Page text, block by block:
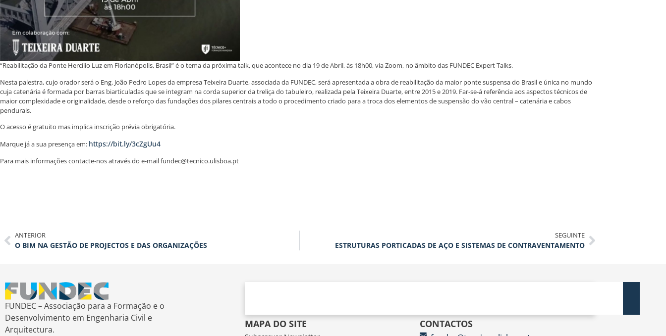
“Reabilitação da Ponte Hercílio Luz em Florianópolis, Brasil” é o tema da próxima talk, que acontece no dia 19 de Abril, às 18h00, via Zoom, no âmbito das FUNDEC Expert Talks.
Nesta palestra, cujo orador será o Eng. João Pedro Lopes da empresa Teixeira Duarte, associada da FUNDEC, será apresentada a obra de reabilitação da maior ponte suspensa do Brasil e única no mundo
cuja catenária é formada por barras biarticuladas que se integram na corda superior da treliça do tabuleiro, realizada pela Teixeira Duarte, entre 2015 e 2019. Far-se-á referência aos aspectos técnicos de
maior complexidade e originalidade, desde o reforço das fundações dos pilares centrais a todo o procedimento criado para a troca dos elementos de suspensão do vão central – catenária e cabos
pendurais.
O acesso é gratuito mas implica inscrição prévia obrigatória.
Marque já a sua presença em: https://bit.ly/3cZgUu4
Para mais informações contacte-nos através do e-mail fundec@tecnico.ulisboa.pt
ANTERIOR
O BIM NA GESTÃO DE PROJECTOS E DAS ORGANIZAÇÕES
SEGUINTE
ESTRUTURAS PORTICADAS DE AÇO E SISTEMAS DE CONTRAVENTAMENTO
FUNDEC – Associação para a Formação e o
Desenvolvimento em Engenharia Civil e
Arquitectura.
MAPA DO SITE CONTACTOS